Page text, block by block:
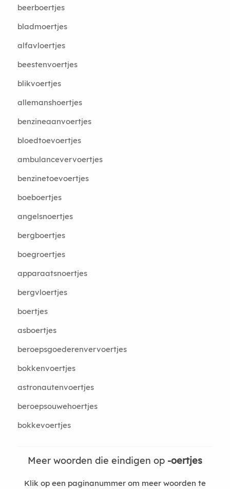
beerboertjes
bladmoertjes
alfavloertjes
beestenvoertjes
blikvoertjes
allemanshoertjes
benzineaanvoertjes
bloedtoevoertjes
ambulancevervoertjes
benzinetoevoertjes
boeboertjes
angelsnoertjes
bergboertjes
boegroertjes
apparaatsnoertjes
bergvloertjes
boertjes
asboertjes
beroepsgoederenvervoertjes
bokkenvoertjes
astronautenvoertjes
beroepsouwehoertjes
bokkevoertjes
Meer woorden die eindigen op -oertjes
Klik op een paginanummer om meer woorden te